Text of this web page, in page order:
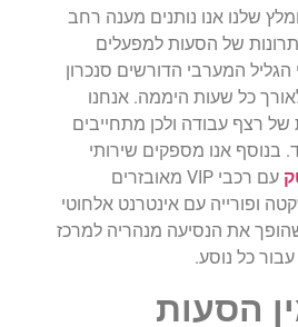
שלנו אנו נותנים מענה רחב
של הסעות למפעלים
הגליל המערבי הדורשים סנכרון
כל שעות היממה. אנחנו
רצף עבודה ולכן מתחייבים
בנוסף אנו מספקים שירותי
עם רכבי VIP מאובזרים
ופורייה עם אינטרנט אלחוטי
את הנסיעה מנהריה למרכז
עבור כל נוסע.
הסעות